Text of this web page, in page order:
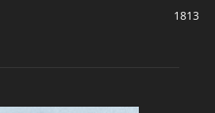
1813